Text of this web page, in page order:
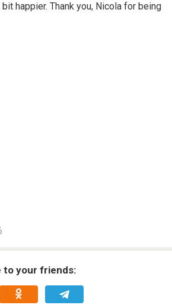
happier. Thank you, Nicola for being
to your friends: